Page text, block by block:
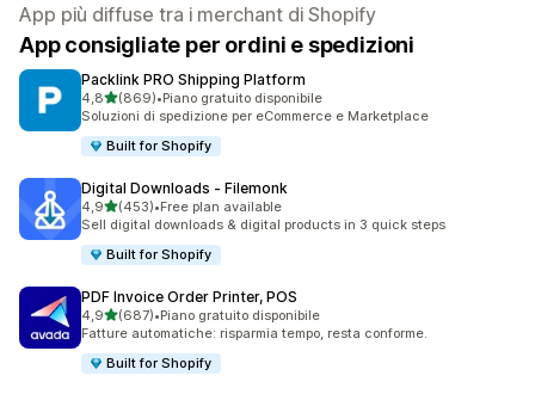
App più diffuse tra i merchant di Shopify
App consigliate per ordini e spedizioni
Packlink PRO Shipping Platform
4,8stelle su 5
(869)
869 recensioni totali
•Piano gratuito disponibile
Soluzioni di spedizione per eCommerce e Marketplace
Built for Shopify
Digital Downloads ‑ Filemonk
4,9stelle su 5
(453)
453 recensioni totali
•Free plan available
Sell digital downloads & digital products in 3 quick steps
Built for Shopify
PDF Invoice Order Printer, POS
4,9stelle su 5
(687)
687 recensioni totali
•Piano gratuito disponibile
Fatture automatiche: risparmia tempo, resta conforme.
Built for Shopify